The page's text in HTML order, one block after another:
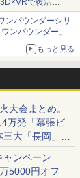
で復活
なるセールが実施
ンパウンダーシリ
ンパウンダー」を
」を使用した超大
もっと見る
大会まとめ。
万発「幕張ビ
大「長岡」な
ト目白押し！
ャンペーン
5000円オフ